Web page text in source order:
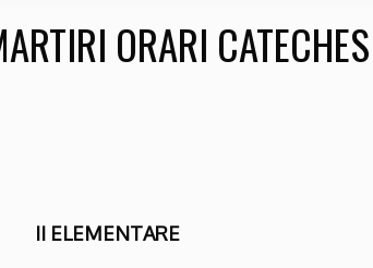
ORARI
II ELEMENTARE